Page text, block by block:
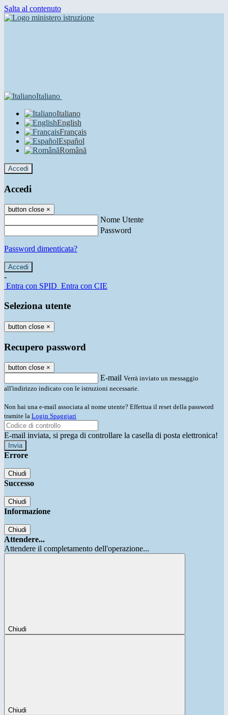
Salta al contenuto
Italiano
Italiano
English
Français
Español
Română
Accedi
Accedi
button close ×
Nome Utente
Password
Password dimenticata?
-
Entra con SPID Entra con CIE
Seleziona utente
button close ×
Recupero password
button close ×
E-mail Verrà inviato un messaggio
all'indirizzo indicato con le istruzioni necessarie.
Non hai una e-mail associata al nome utente? Effettua il reset della password
tramite la Login Spaggiari
E-mail inviata, si prega di controllare la casella di posta elettronica!
Errore
Chiudi
Successo
Chiudi
Informazione
Chiudi
Attendere...
Attendere il completamento dell'operazione...
Chiudi
Chiudi